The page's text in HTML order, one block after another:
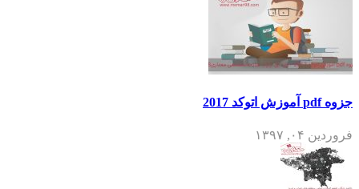
جزوه pdf آموزش اتوکد 2017
فروردین ۰۴, ۱۳۹۷